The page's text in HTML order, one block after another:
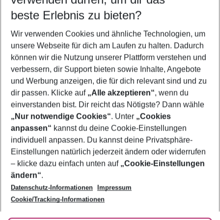
5-8 Nächte
2 Erwachsene Keine Kinder
Mehr Filter anzeigen
Footer
Footer navigation
Über uns
AGB
Bestpreisgarantie
Cookie-Einstellungen ändern
Cookie-Richtlinie
Agenturbetreuung
Barrierefreies Reisen
Folge uns
beste Erlebnis zu bieten?
Wir verwenden Cookies und ähnliche Technologien, um
unsere Webseite für dich am Laufen zu halten. Dadurch
können wir die Nutzung unserer Plattform verstehen und
verbessern, dir Support bieten sowie Inhalte, Angebote
und Werbung anzeigen, die für dich relevant sind und zu
dir passen. Klicke auf „Alle akzeptieren“, wenn du
einverstanden bist. Dir reicht das Nötigste? Dann wähle
„Nur notwendige Cookies“. Unter „Cookies
anpassen“ kannst du deine Cookie-Einstellungen
individuell anpassen. Du kannst deine Privatsphäre-
Einstellungen natürlich jederzeit ändern oder widerrufen
– klicke dazu einfach unten auf „Cookie-Einstellungen
ändern“.
Datenschutz-Informationen
Impressum
Cookie/Tracking-Informationen